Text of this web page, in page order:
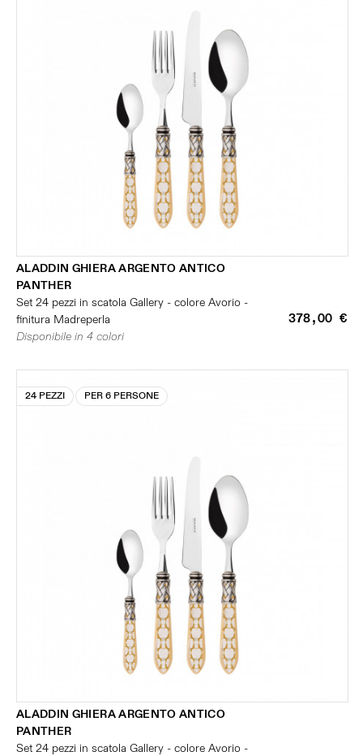
ALADDIN GHIERA ARGENTO ANTICO
PANTHER
Set 24 pezzi in scatola Gallery - colore Avorio -
finitura Madreperla
378,00 €
Disponibile in 4 colori
24 PEZZI PER 6 PERSONE
ALADDIN GHIERA ARGENTO ANTICO
PANTHER
Set 24 pezzi in scatola Gallery - colore Avorio -